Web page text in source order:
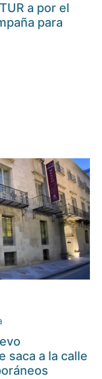
a por el
para
saca a la calle